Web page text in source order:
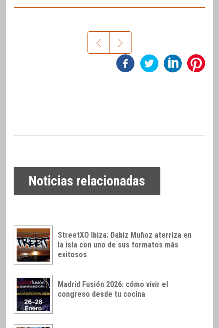
Noticias relacionadas
StreetXO Ibiza: Dabiz Muñoz aterriza en
la isla con uno de sus formatos más
exitosos
Madrid Fusión 2026: cómo vivir el
congreso desde tu cocina